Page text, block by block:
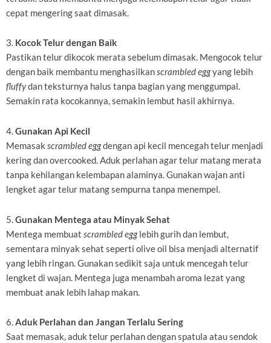
cepat mengering saat dimasak.
3. Kocok Telur dengan Baik
Pastikan telur dikocok merata sebelum dimasak. Mengocok telur
dengan baik membantu menghasilkanscrambled eggyang lebih
fluffydan teksturnya halus tanpa bagian yang menggumpal.
Semakin rata kocokannya, semakin lembut hasil akhirnya.
4.Gunakan Api Kecil
Memasak scrambled eggdengan api kecil mencegah telur menjadi
kering dan overcooked. Aduk perlahan agar telur matang merata
tanpa kehilangan kelembapan alaminya. Gunakan wajan anti
lengket agar telur matang sempurna tanpa menempel.
5.Gunakan Mentega atau Minyak Sehat
Mentega membuat scrambled egglebih gurih dan lembut,
sementara minyak sehat seperti olive oil bisa menjadi alternatif
yang lebih ringan. Gunakan sedikit saja untuk mencegah telur
lengket di wajan. Mentega juga menambah aroma lezat yang
membuat anak lebih lahap makan.
6.Aduk Perlahan dan Jangan Terlalu Sering
Saat memasak, aduk telur perlahan dengan spatula atau sendok